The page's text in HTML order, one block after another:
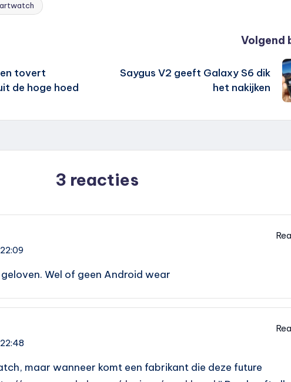
en tovert
de hoge hoed
Volgend
Saygus V2 geeft Galaxy S6 dik
het nakijken
3 reacties
22:09
Wel of geen Android wear
22:48
maar wanneer komt een fabrikant die deze future